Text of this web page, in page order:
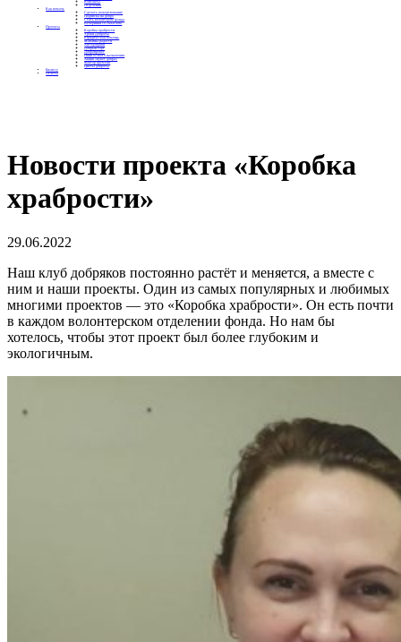
Контакты
Отделения
Как помочь
Сделать пожертвование
Подписка на добро
Стать волонтером фонда
Вечеринки со смыслом
Проекты
Коробка храбрости
Уроки Доброты
Юридическая помощь
Мамины радости
Автодобряки
Добрый торт
Добропробег
Няни особого назначения
Акция «Букет добра»
Фактор времени
Цветы доброты
Бизнесу
Отчеты
Новости проекта «Коробка
храбрости»
29.06.2022
Наш клуб добряков постоянно растёт и меняется, а вместе с
ним и наши проекты. Один из самых популярных и любимых
многими проектов — это «Коробка храбрости». Он есть почти
в каждом волонтерском отделении фонда. Но нам бы
хотелось, чтобы этот проект был более глубоким и
экологичным.